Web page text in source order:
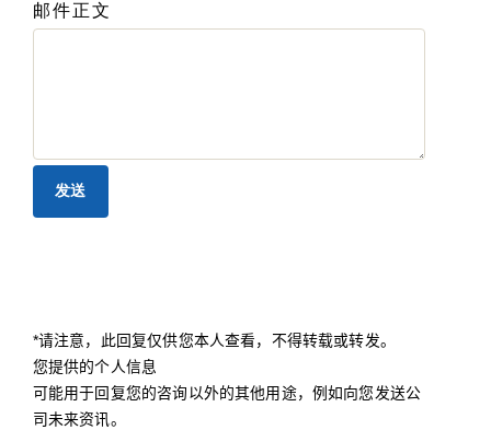
邮件正文
*请注意，此回复仅供您本人查看，不得转载或转发。
您提供的个人信息
可能用于回复您的咨询以外的其他用途，例如向您发送公
司未来资讯。